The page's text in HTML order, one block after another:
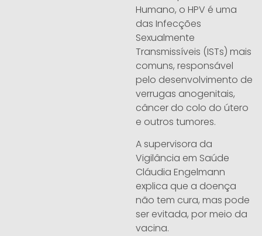
Humano, o HPV é uma
das Infecções
Sexualmente
Transmissíveis (ISTs) mais
comuns, responsável
pelo desenvolvimento de
verrugas anogenitais,
câncer do colo do útero
e outros tumores.
A supervisora da
Vigilância em Saúde
Cláudia Engelmann
explica que a doença
não tem cura, mas pode
ser evitada, por meio da
vacina.